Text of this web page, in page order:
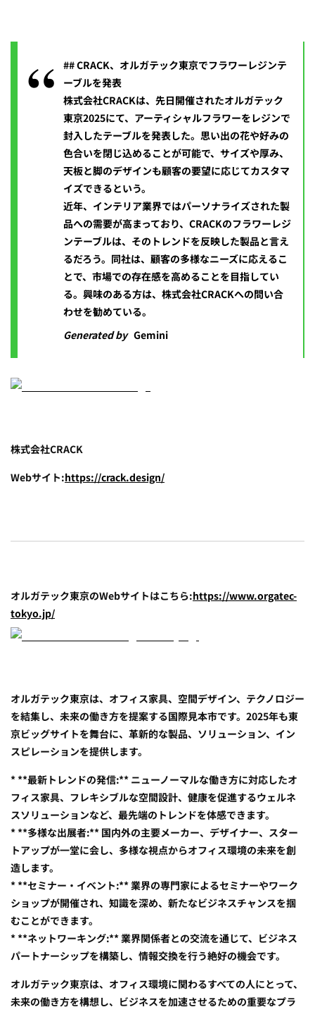
## CRACK、オルガテック東京でフラワーレジンテ
ーブルを発表
株式会社CRACKは、先日開催されたオルガテック
東京2025にて、アーティシャルフラワーをレジンで
封入したテーブルを発表した。思い出の花や好みの
色合いを閉じ込めることが可能で、サイズや厚み、
天板と脚のデザインも顧客の要望に応じてカスタマ
イズできるという。
近年、インテリア業界ではパーソナライズされた製
品への需要が高まっており、CRACKのフラワーレジ
ンテーブルは、そのトレンドを反映した製品と言え
るだろう。同社は、顧客の多様なニーズに応えるこ
とで、市場での存在感を高めることを目指してい
る。興味のある方は、株式会社CRACKへの問い合
わせを勧めている。
Generated by Gemini
株式会社CRACK
Webサイト:https://crack.design/
オルガテック東京のWebサイトはこちら:https://www.orgatec-
tokyo.jp/
オルガテック東京は、オフィス家具、空間デザイン、テクノロジー
を結集し、未来の働き方を提案する国際見本市です。2025年も東
京ビッグサイトを舞台に、革新的な製品、ソリューション、イン
スピレーションを提供します。
* **最新トレンドの発信:** ニューノーマルな働き方に対応したオ
フィス家具、フレキシブルな空間設計、健康を促進するウェルネ
スソリューションなど、最先端のトレンドを体感できます。
* **多様な出展者:** 国内外の主要メーカー、デザイナー、スター
トアップが一堂に会し、多様な視点からオフィス環境の未来を創
造します。
* **セミナー・イベント:** 業界の専門家によるセミナーやワーク
ショップが開催され、知識を深め、新たなビジネスチャンスを掴
むことができます。
* **ネットワーキング:** 業界関係者との交流を通じて、ビジネス
パートナーシップを構築し、情報交換を行う絶好の機会です。
オルガテック東京は、オフィス環境に関わるすべての人にとって、
未来の働き方を構想し、ビジネスを加速させるための重要なプラ